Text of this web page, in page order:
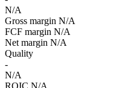
N/A
Gross margin N/A
FCF margin N/A
Net margin N/A
Quality
-
N/A
ROIC N/A